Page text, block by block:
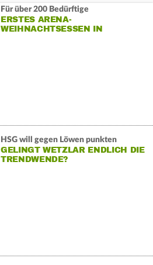
Für über 200 Bedürftige
ERSTES ARENA-
WEIHNACHTSESSEN IN
HSG will gegen Löwen punkten
GELINGT WETZLAR ENDLICH DIE
TRENDWENDE?